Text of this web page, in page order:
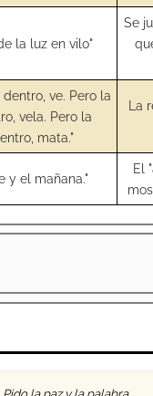
la luz en vilo"
Se
ve. Pero la
vela. Pero la
mata."
La
y el mañana."
El